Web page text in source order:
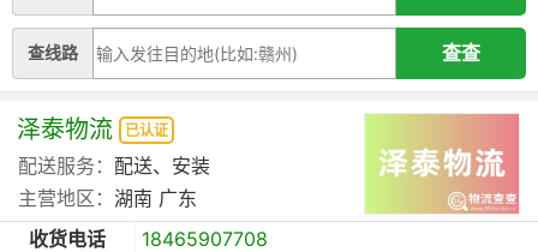
查线路
泽泰物流 已认证
配送服务： 配送、安装
主营地区： 湖南 广东
收货电话
18465907708